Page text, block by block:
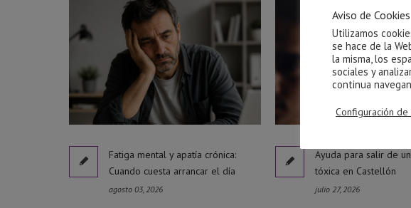
Fatiga mental y apatía crónica:
Cuando cuesta arrancar el día
agosto 03, 2026
Ayuda para salir de
tóxica en Castellón
julio 27, 2026
Aviso de Cookies
Utilizamos
se hace de la
la misma, los
sociales y
continua
Configuración de